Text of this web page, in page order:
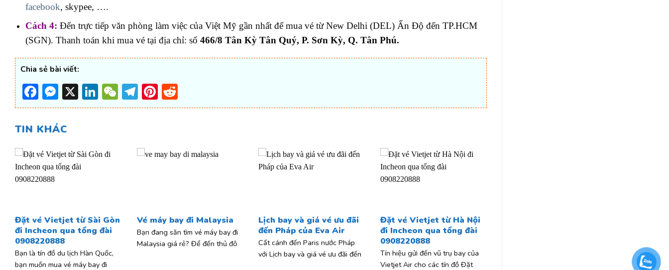
facebook, skypee, ….
Cách 4: Đến trực tiếp văn phòng làm việc của Việt Mỹ gần nhất để mua vé từ New Delhi (DEL) Ấn Độ đến TP.HCM
(SGN). Thanh toán khi mua vé tại địa chỉ: số 466/8 Tân Kỳ Tân Quý, P. Sơn Kỳ, Q. Tân Phú.
Chia sẻ bài viết:
Facebook
Messenger
X LinkedIn
WeChat
Telegram
Pinterest
TIN KHÁC
Đặt vé Vietjet từ Sài Gòn
đi Incheon qua tổng đài
0908220888
Bạn là tín đồ du lịch Hàn Quốc,
bạn muốn mua vé máy bay đi
Vé máy bay đi Malaysia
Bạn đang săn tìm vé máy bay đi
Malaysia giá rẻ? Để đến thủ đô
Lịch bay và giá vé ưu đãi
đến Pháp của Eva Air
Cất cánh đến Paris nước Pháp
với Lịch bay và giá vé ưu đãi đến
Đặt vé Vietjet từ Hà Nội
đi Incheon qua tổng đài
0908220888
Tín hiệu gửi đến vũ trụ bay của
Vietjet Air cho các tín đồ Đặt